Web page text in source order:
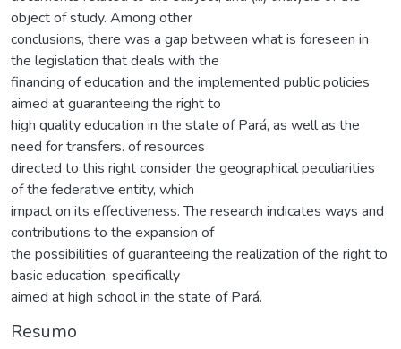
object of study. Among other
conclusions, there was a gap between what is foreseen in
the legislation that deals with the
financing of education and the implemented public policies
aimed at guaranteeing the right to
high quality education in the state of Pará, as well as the
need for transfers. of resources
directed to this right consider the geographical peculiarities
of the federative entity, which
impact on its effectiveness. The research indicates ways and
contributions to the expansion of
the possibilities of guaranteeing the realization of the right to
basic education, specifically
aimed at high school in the state of Pará.
Resumo